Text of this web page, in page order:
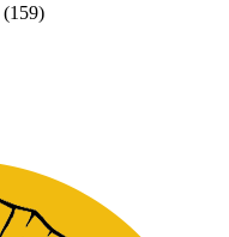
(159)